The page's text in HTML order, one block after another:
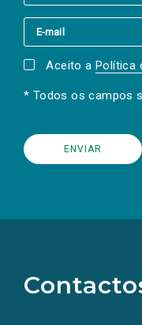
Aceito a Política
* Todos os campos
redes
sociais